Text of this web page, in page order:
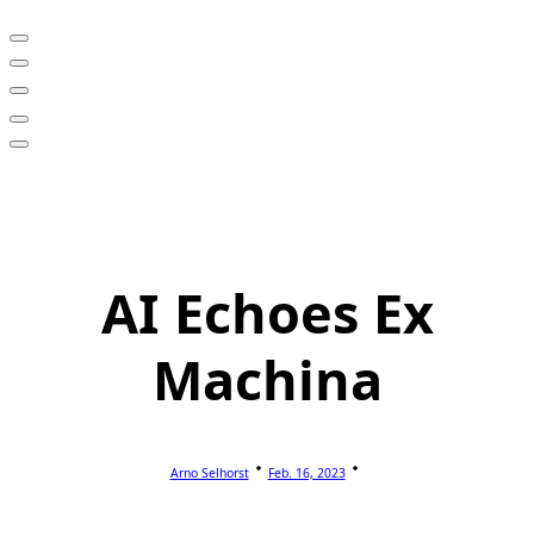
AI Echoes Ex
Machina
Arno Selhorst Feb. 16, 2023